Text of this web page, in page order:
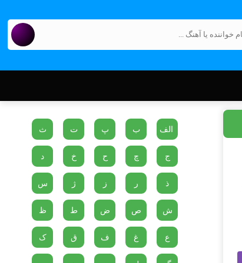
الف ب پ ت ث
ج چ ح خ د
ذ ر ز ژ س
ش ص ض ط ظ
ع غ ف ق ک